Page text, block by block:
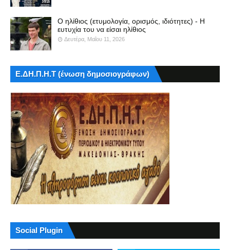
Ο ηλίθιος (ετυμολογία, ορισμός, ιδιότητες) - Η
ευτυχία του να είσαι ηλίθιος
Δευτέρα, Μαΐου 11, 2026
Ε.ΔΗ.Π.Η.Τ (ένωση δημοσιογράφων)
Social Plugin